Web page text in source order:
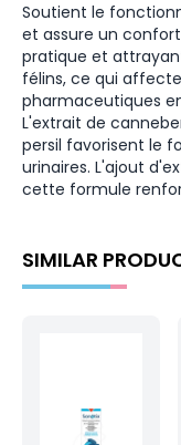
Soutient le
et assure un
pratique et
félins, ce qui
pharmaceutiques
L'extrait de
persil favorisent le
urinaires. L'ajout
cette formule
SIMILAR